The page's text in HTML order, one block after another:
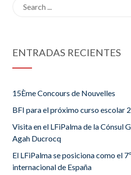
ENTRADAS RECIENTES
15Ème Concours de Nouvelles
BFI para el próximo curso escolar
Visita en el LFiPalma de la Cónsul
Agah Ducrocq
El LFiPalma se posiciona como el
internacional de España